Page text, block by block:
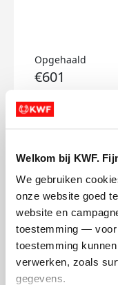
Welkom bij KWF.
We gebruiken
onze website goed
website en
toestemming — voor
toestemming
verwerken, zoals
gegevens.
Opgehaald
€601
Doneer
Mijn
Dorine,
dinsdag 8 april